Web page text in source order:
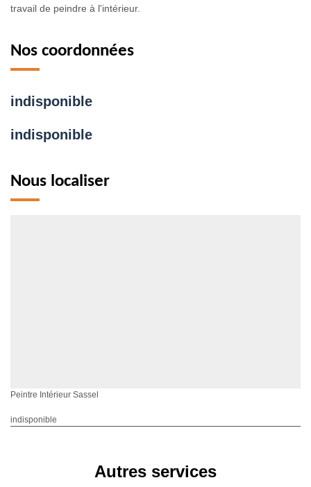
travail de peindre à l'intérieur.
Nos coordonnées
indisponible
indisponible
Nous localiser
Peintre Intérieur Sassel
indisponible
Autres services